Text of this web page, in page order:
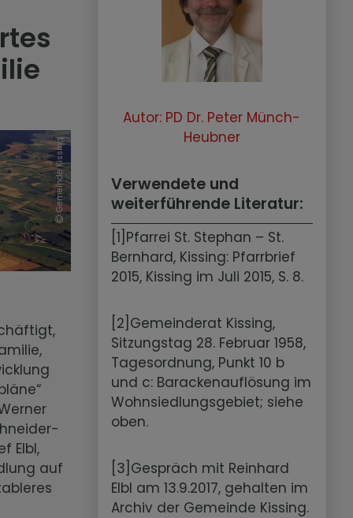
Gemeinde Kissing
Elbl,
auf
Autor: PD Dr. Peter Münch-
Heubner
Verwendete und
weiterführende Literatur:
[1]Pfarrei St. Stephan – St.
Bernhard, Kissing: Pfarrbrief
2015, Kissing im Juli 2015, S. 8.
[2]Gemeinderat Kissing,
Sitzungstag 28. Februar 1958,
Tagesordnung, Punkt 10 b
und c: Barackenauflösung im
Wohnsiedlungsgebiet; siehe
oben.
[3]Gespräch mit Reinhard
Elbl am 13.9.2017, gehalten im
Archiv der Gemeinde Kissing.